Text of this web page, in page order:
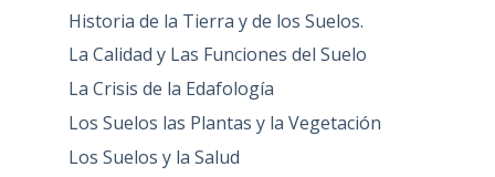
Historia de la Tierra y de los Suelos.
La Calidad y Las Funciones del Suelo
La Crisis de la Edafología
Los Suelos las Plantas y la Vegetación
Los Suelos y la Salud